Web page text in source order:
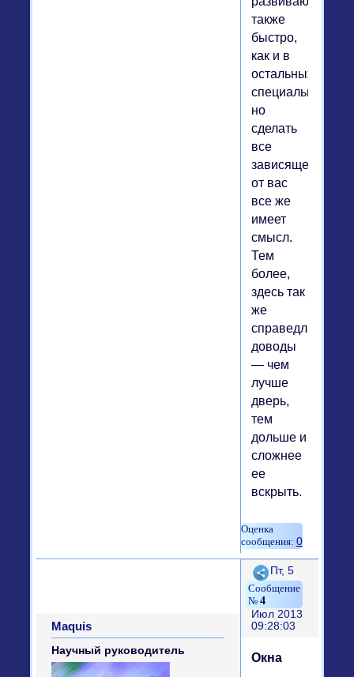
также
быстро,
как и в
остальных
специальностях,
но
сделать
все
зависящее
от вас
все же
имеет
смысл.
Тем
более,
здесь так
же
справедливы
доводы
— чем
лучше
дверь,
тем
дольше и
сложнее
ее
вскрыть.
0
Поделиться
4
Пт, 5
Июл 2013
09:28:03
Maquis
Научный руководитель
Окна